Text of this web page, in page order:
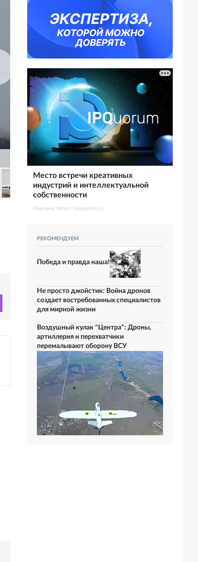
Место встречи креативных
индустрий и интеллектуальной
собственности
Реклама. https://ipquorum.ru
РЕКОМЕНДУЕМ
Победа и правда наша!
Не просто джойстик: Война дронов
создает востребованных специалистов
для мирной жизни
Воздушный кулак "Центра": Дроны,
артиллерия и перехватчики
перемалывают оборону ВСУ